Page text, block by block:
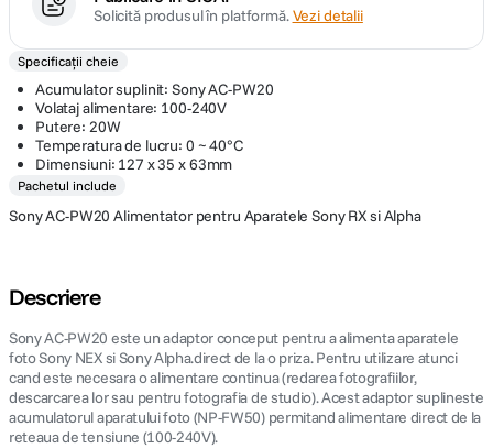
Solicită produsul în platformă.Vezi detalii
Specificații cheie
Acumulator suplinit: Sony AC-PW20
Volataj alimentare: 100-240V
Putere: 20W
Temperatura de lucru: 0 ~ 40°C
Dimensiuni: 127 x 35 x 63mm
Pachetul include
Sony AC-PW20 Alimentator pentru Aparatele Sony RX si Alpha
Descriere
Sony AC-PW20 este un adaptor conceput pentru a alimenta aparatele
foto Sony NEX si Sony Alpha.direct de la o priza. Pentru utilizare atunci
cand este necesara o alimentare continua (redarea fotografiilor,
descarcarea lor sau pentru fotografia de studio). Acest adaptor suplineste
acumulatorul aparatului foto (NP-FW50) permitand alimentare direct de la
reteaua de tensiune (100-240V).